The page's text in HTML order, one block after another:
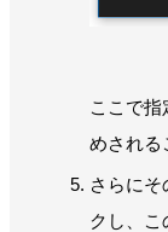
ここで
めされる
さらにそ
クし、